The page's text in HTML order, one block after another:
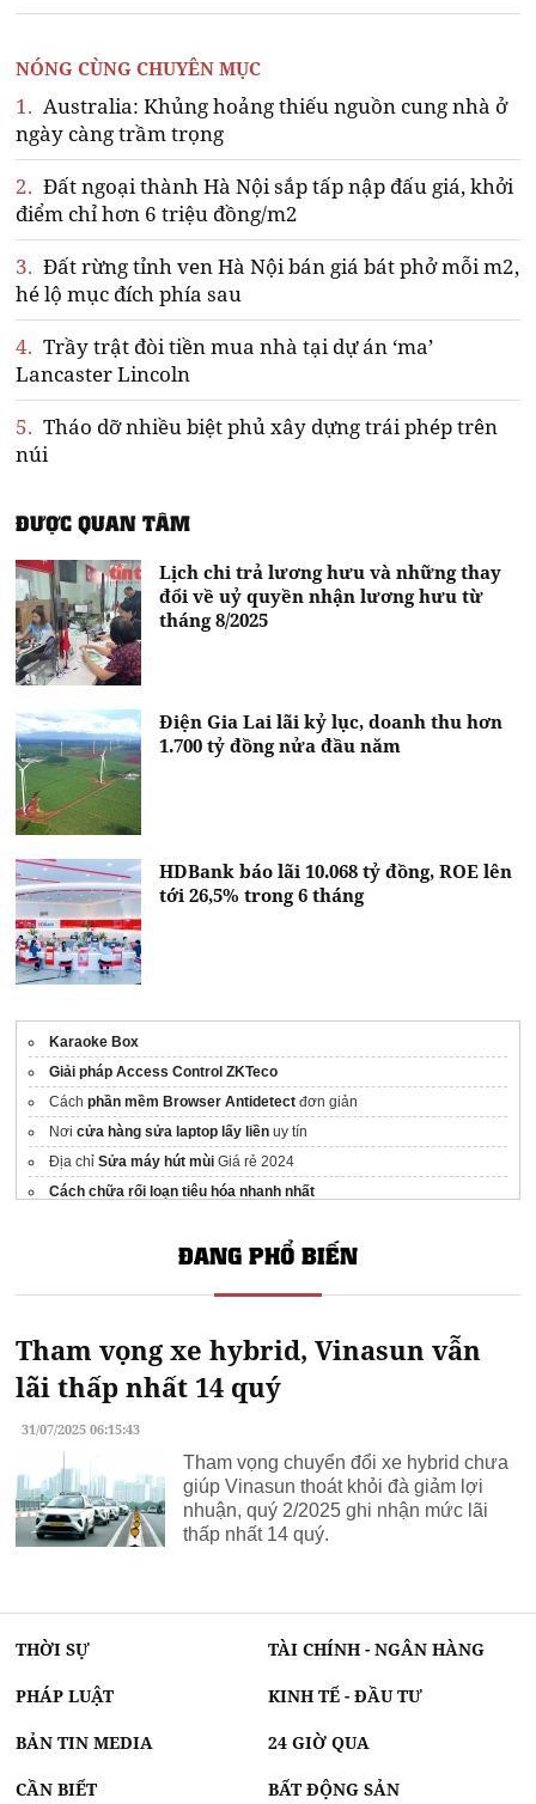
NÓNG CÙNG CHUYÊN MỤC
1. Australia: Khủng hoảng thiếu nguồn cung nhà ở
ngày càng trầm trọng
2. Đất ngoại thành Hà Nội sắp tấp nập đấu giá, khởi
điểm chỉ hơn 6 triệu đồng/m2
3. Đất rừng tỉnh ven Hà Nội bán giá bát phở mỗi m2,
hé lộ mục đích phía sau
4. Trầy trật đòi tiền mua nhà tại dự án ‘ma’
Lancaster Lincoln
5. Tháo dỡ nhiều biệt phủ xây dựng trái phép trên
núi
ĐƯỢC QUAN TÂM
Lịch chi trả lương hưu và những thay
đổi về uỷ quyền nhận lương hưu từ
tháng 8/2025
Điện Gia Lai lãi kỷ lục, doanh thu hơn
1.700 tỷ đồng nửa đầu năm
HDBank báo lãi 10.068 tỷ đồng, ROE lên
tới 26,5% trong 6 tháng
Karaoke Box
Giải pháp Access Control ZKTeco
Cáchphần mềm Browser Antidetect đơn giản
Nơicửa hàng sửa laptop lấy liền uy tín
Địa chỉSửa máy hút mùi Giá rẻ 2024
Cách chữa rối loạn tiêu hóa nhanh nhất
ĐANG PHỔ BIẾN
Tham vọng xe hybrid, Vinasun vẫn
lãi thấp nhất 14 quý
31/07/2025 06:15:43
Tham vọng chuyển đổi xe hybrid chưa
giúp Vinasun thoát khỏi đà giảm lợi
nhuận, quý 2/2025 ghi nhận mức lãi
thấp nhất 14 quý.
THỜI SỰ TÀI CHÍNH - NGÂN HÀNG
PHÁP LUẬT KINH TẾ - ĐẦU TƯ
BẢN TIN MEDIA 24 GIỜ QUA
CẦN BIẾT BẤT ĐỘNG SẢN